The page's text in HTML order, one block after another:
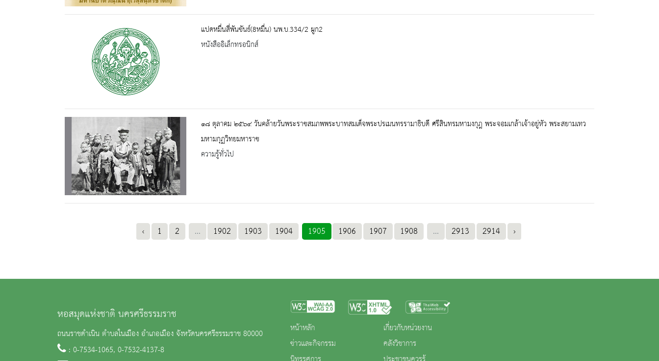
แปดหมื่นสี่พันขันธ์(8หมื่น) นพ.บ.334/2 ผูก2
หนังสืออิเล็กทรอนิกส์
๑๘ ตุลาคม ๒๕๖๔ วันคล้ายวันพระราชสมภพพระบาทสมเด็จพระปรเมนทรรามาธิบดี ศรีสินทรมหามงกุฎ พระจอมเกล้าเจ้าอยู่หัว พระสยามเทว
มหามกุฏวิทยมหาราช
ความรู้ทั่วไป
‹ 1 2 ... 1902 1903 1904 1905 1906 1907 1908 ... 2913 2914 ›
หอสมุดแห่งชาติ นครศรีธรรมราช
ถนนราชดำเนิน ตำบลในเมือง อำเภอเมือง จังหวัดนครศรีธรรมราช 80000
: 0-7534-1065, 0-7532-4137-8
หน้าหลัก
ข่าวและกิจกรรม
เกี่ยวกับหน่วยงาน
คลังวิชาการ